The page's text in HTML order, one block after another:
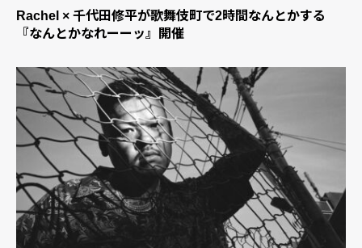
Rachel × 千代田修平が歌舞伎町で2時間なんとかする
『なんとかなれーーッ』開催